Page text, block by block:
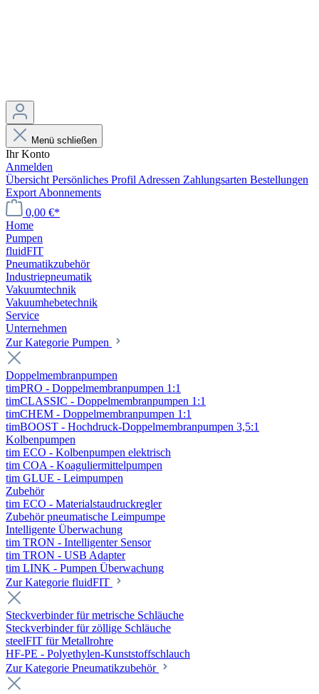
Menü schließen
Ihr Konto
Anmelden
Übersicht Persönliches Profil Adressen Zahlungsarten Bestellungen
Export Abonnements
0,00 €*
Home
Pumpen
fluidFIT
Pneumatikzubehör
Industriepneumatik
Vakuumtechnik
Vakuumhebetechnik
Service
Unternehmen
Zur Kategorie Pumpen
Doppelmembranpumpen
timPRO - Doppelmembranpumpen 1:1
timCLASSIC - Doppelmembranpumpen 1:1
timCHEM - Doppelmembranpumpen 1:1
timBOOST - Hochdruck-Doppelmembranpumpen 3,5:1
Kolbenpumpen
tim ECO - Kolbenpumpen elektrisch
tim COA - Koaguliermittelpumpen
tim GLUE - Leimpumpen
Zubehör
tim ECO - Materialstaudruckregler
Zubehör pneumatische Leimpumpe
Intelligente Überwachung
tim TRON - Intelligenter Sensor
tim TRON - USB Adapter
tim LINK - Pumpen Überwachung
Zur Kategorie fluidFIT
Steckverbinder für metrische Schläuche
Steckverbinder für zöllige Schläuche
steelFIT für Metallrohre
HF-PE - Polyethylen-Kunststoffschlauch
Zur Kategorie Pneumatikzubehör